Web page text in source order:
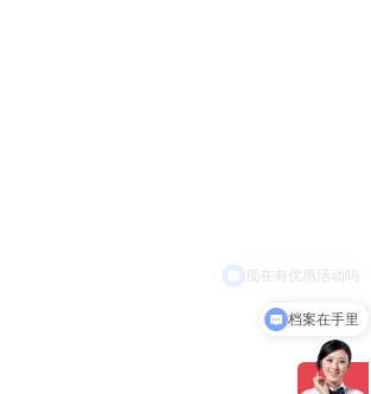
现在有优惠活动吗
档案在手里